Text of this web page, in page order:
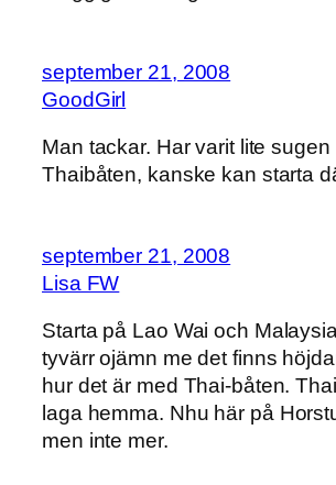
september 21, 2008
GoodGirl
Man tackar. Har varit lite sugen
Thaibåten, kanske kan starta
september 21, 2008
Lisa FW
Starta på Lao Wai och
tyvärr ojämn me det finns
hur det är med Thai-båten.
laga hemma. Nhu här på
men inte mer.